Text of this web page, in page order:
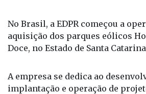
No Brasil, a EDPR começou a
aquisição dos parques eólicos
Doce, no Estado de Santa
A empresa se dedica ao
implantação e operação de